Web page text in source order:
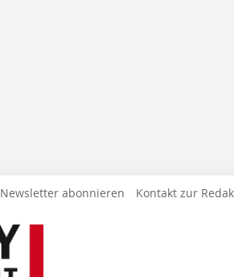
Newsletter abonnieren Kontakt zur